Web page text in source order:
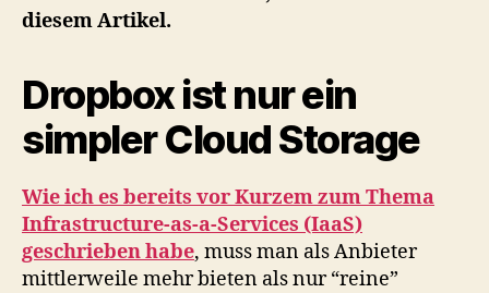
diesem Artikel.
Dropbox ist nur ein
simpler Cloud Storage
Wie ich es bereits vor Kurzem zum Thema
Infrastructure-as-a-Services (IaaS)
geschrieben habe, muss man als Anbieter
mittlerweile mehr bieten als nur “reine”